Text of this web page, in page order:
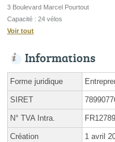
3 Boulevard Marcel Pourtout
Capacité : 24 vélos
Voir tout
Informations
Forme juridique
SIRET
N° TVA Intra.
Création 1 avril